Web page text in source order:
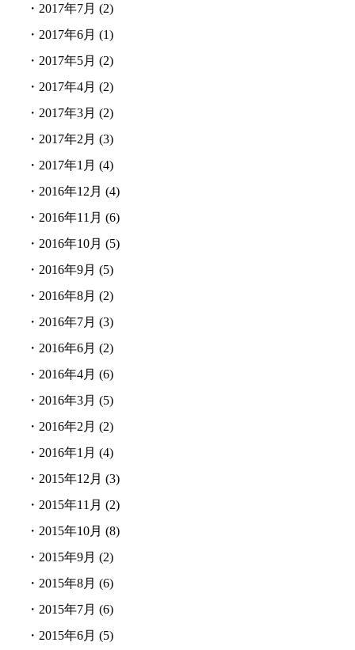
・ 2017年7月 (2)
・ 2017年6月 (1)
・ 2017年5月 (2)
・ 2017年4月 (2)
・ 2017年3月 (2)
・ 2017年2月 (3)
・ 2017年1月 (4)
・ 2016年12月 (4)
・ 2016年11月 (6)
・ 2016年10月 (5)
・ 2016年9月 (5)
・ 2016年8月 (2)
・ 2016年7月 (3)
・ 2016年6月 (2)
・ 2016年4月 (6)
・ 2016年3月 (5)
・ 2016年2月 (2)
・ 2016年1月 (4)
・ 2015年12月 (3)
・ 2015年11月 (2)
・ 2015年10月 (8)
・ 2015年9月 (2)
・ 2015年8月 (6)
・ 2015年7月 (6)
・ 2015年6月 (5)